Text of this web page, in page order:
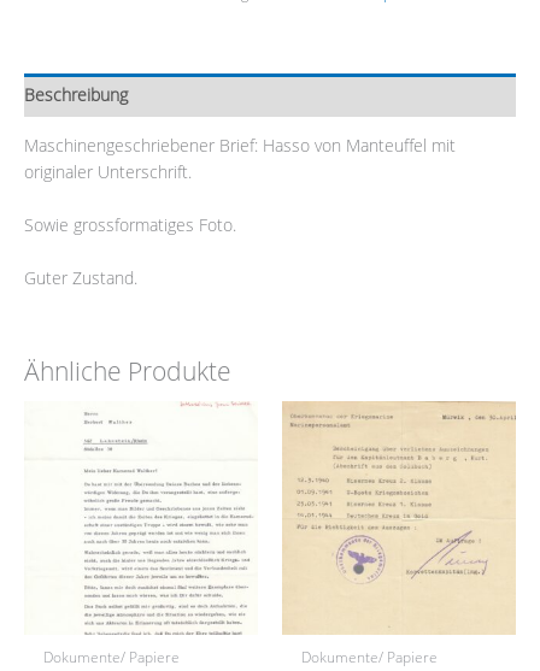
Beschreibung
Maschinengeschriebener Brief: Hasso von Manteuffel mit
originaler Unterschrift.
Sowie grossformatiges Foto.
Guter Zustand.
Ähnliche Produkte
Dokumente/ Papiere Dokumente/ Papiere